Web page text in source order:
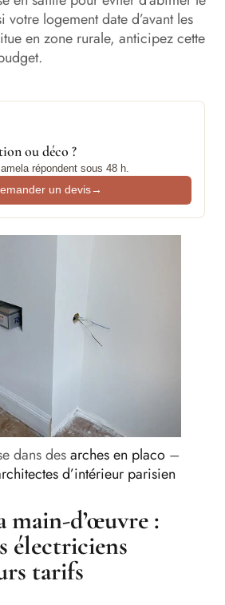
logement date d’avant les
en zone rurale, anticipez cette
ou déco ?
répondent sous 48 h.
un devis→
dans desarches en placo –
d’intérieur parisien
main-d’œuvre :
électriciens
tarifs